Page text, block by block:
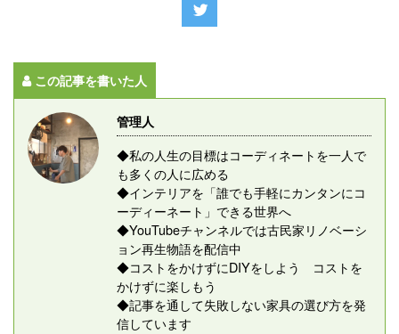
この記事を書いた人
管理人
◆私の人生の目標はコーディネートを一人で
も多くの人に広める
◆インテリアを「誰でも手軽にカンタンにコ
ーディーネート」できる世界へ
◆YouTubeチャンネルでは古民家リノベーシ
ョン再生物語を配信中
◆コストをかけずにDIYをしよう コストを
かけずに楽しもう
◆記事を通して失敗しない家具の選び方を発
信しています